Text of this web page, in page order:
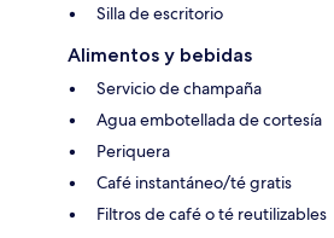
Silla de escritorio
Alimentos y bebidas
Servicio de champaña
Agua embotellada de cortesía
Periquera
Café instantáneo/té gratis
Filtros de café o té reutilizables